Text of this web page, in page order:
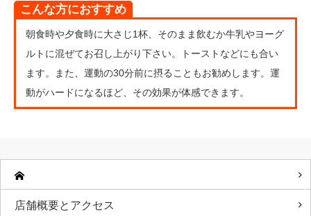
こんな方におすすめ
朝食時や夕食時に大さじ1杯、そのまま飲むか牛乳やヨーグ
ルトに混ぜてお召し上がり下さい。トーストなどにも合い
ます。また、運動の30分前に摂ることもお勧めします。運
動がハードになるほど、その効果が体感できます。
店舗概要とアクセス